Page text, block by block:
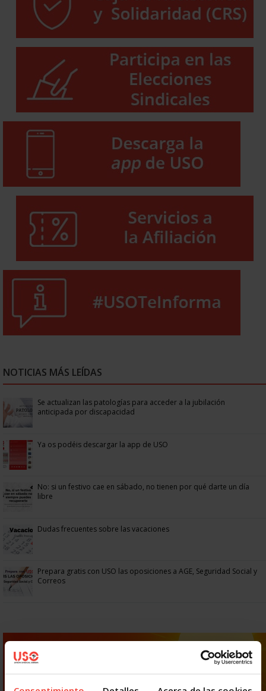
NOTICIAS MÁS LEÍDAS
Se actualizan las patologías para acceder a la jubilación
anticipada por discapacidad
Ya os podéis descargar la app de USO
No: si un festivo cae en sábado, no tienen por qué darte un día
libre
Dudas frecuentes sobre las vacaciones
Prepara gratis con USO las oposiciones a AGE, Seguridad Social y
Correos